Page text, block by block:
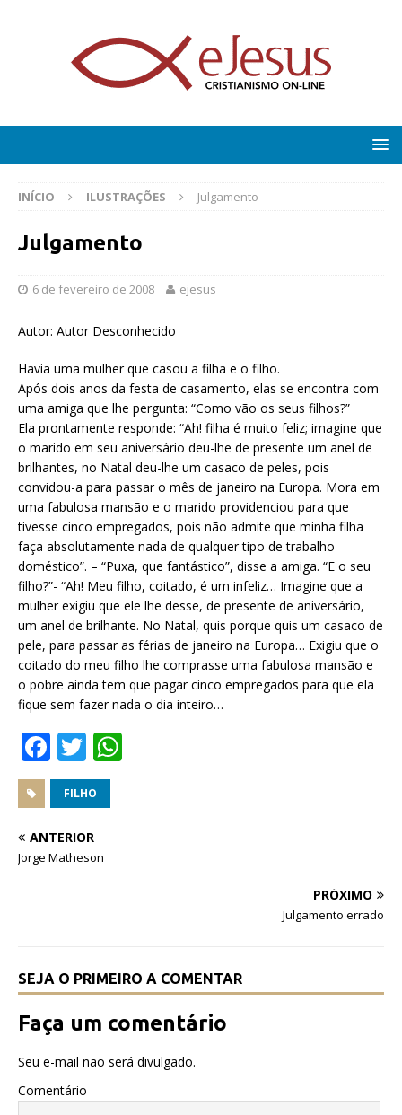
INÍCIO ILUSTRAÇÕES Julgamento
Julgamento
6 de fevereiro de 2008 ejesus
Autor: Autor Desconhecido
Havia uma mulher que casou a filha e o filho.
Após dois anos da festa de casamento, elas se encontra com
uma amiga que lhe pergunta: “Como vão os seus filhos?”
Ela prontamente responde: “Ah! filha é muito feliz; imagine que
o marido em seu aniversário deu-lhe de presente um anel de
brilhantes, no Natal deu-lhe um casaco de peles, pois
convidou-a para passar o mês de janeiro na Europa. Mora em
uma fabulosa mansão e o marido providenciou para que
tivesse cinco empregados, pois não admite que minha filha
faça absolutamente nada de qualquer tipo de trabalho
doméstico”. – “Puxa, que fantástico”, disse a amiga. “E o seu
filho?”- “Ah! Meu filho, coitado, é um infeliz… Imagine que a
mulher exigiu que ele lhe desse, de presente de aniversário,
um anel de brilhante. No Natal, quis porque quis um casaco de
pele, para passar as férias de janeiro na Europa… Exigiu que o
coitado do meu filho lhe comprasse uma fabulosa mansão e
o pobre ainda tem que pagar cinco empregados para que ela
fique sem fazer nada o dia inteiro…
F
a
c
e
b
T
w
it
te
r
FILHO
ANTERIOR
Jorge Matheson
PRÓXIMO
Julgamento errado
SEJA O PRIMEIRO A COMENTAR
Faça um comentário
Seu e-mail não será divulgado.
Comentário